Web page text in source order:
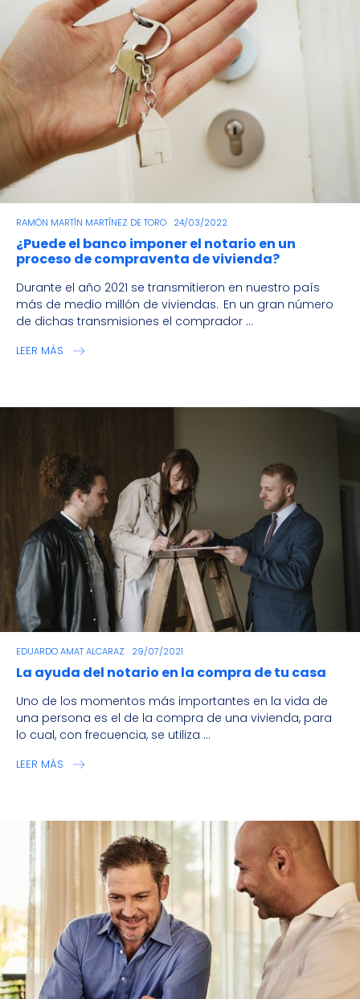
RAMÓN MARTÍN MARTÍNEZ DE TORO 24/03/2022
¿Puede el banco imponer el notario en un
proceso de compraventa de vivienda?
Durante el año 2021 se transmitieron en nuestro país
más de medio millón de viviendas. En un gran número
de dichas transmisiones el comprador ...
LEER MÁS
EDUARDO AMAT ALCARAZ 29/07/2021
La ayuda del notario en la compra de tu casa
Uno de los momentos más importantes en la vida de
una persona es el de la compra de una vivienda, para
lo cual, con frecuencia, se utiliza ...
LEER MÁS